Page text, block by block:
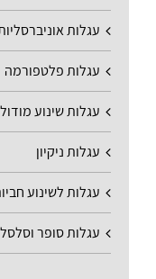
עגלות
עגלות פלטפורמה
עגלות שינוע
עגלות ניקיון
עגלות לשינוע
עגלות סופר